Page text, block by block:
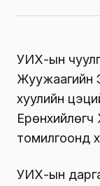
УИХ-ын
Жуужаагийн
хуулийн
Ерөнхийлөгч
томилгоонд
УИХ-ын